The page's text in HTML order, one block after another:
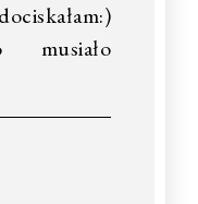
musiało